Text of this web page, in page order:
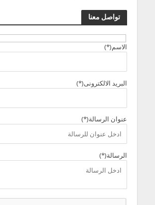
تواصل معنا
الاسم(*)
البريد الالكترونى(*)
عنوان الرسالة(*)
الرسالة(*)